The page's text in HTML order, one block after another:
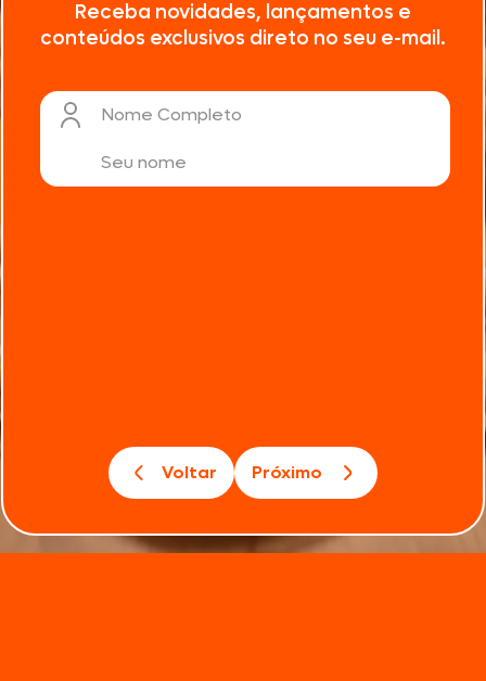
Receba novidades, lançamentos e
conteúdos exclusivos direto no seu e-mail.
Nome Completo
Voltar Próximo